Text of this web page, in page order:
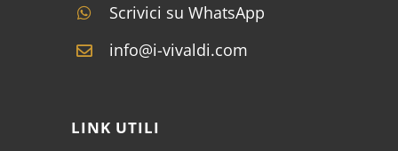
Scrivici su WhatsApp
info@i-vivaldi.com
LINK UTILI